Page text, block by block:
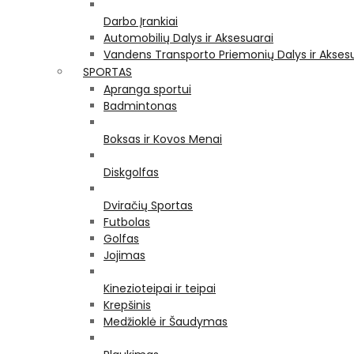
Darbo Įrankiai
Automobilių Dalys ir Aksesuarai
Vandens Transporto Priemonių Dalys ir
SPORTAS
Apranga sportui
Badmintonas
Boksas ir Kovos Menai
Diskgolfas
Dviračių Sportas
Futbolas
Golfas
Jojimas
Kinezioteipai ir teipai
Krepšinis
Medžioklė ir Šaudymas